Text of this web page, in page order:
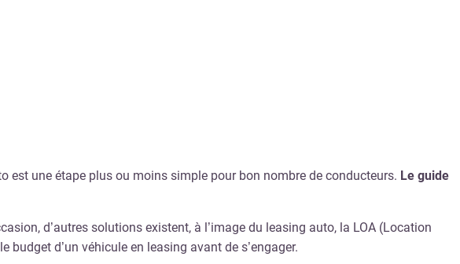
est une étape plus ou moins simple pour bon nombre de conducteurs. Le guide
d’autres solutions existent, à l’image du leasing auto, la LOA (Location
d’un véhicule en leasing avant de s’engager.